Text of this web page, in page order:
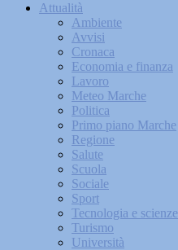
Attualità
Ambiente
Avvisi
Cronaca
Economia e finanza
Lavoro
Meteo Marche
Politica
Primo piano Marche
Regione
Salute
Scuola
Sociale
Sport
Tecnologia e scienze
Turismo
Università